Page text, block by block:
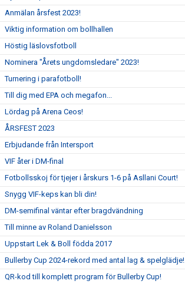
Anmälan årsfest 2023!
Viktig information om bollhallen
Höstig läslovsfotboll
Nominera "Årets ungdomsledare" 2023!
Turnering i parafotboll!
Till dig med EPA och megafon...
Lördag på Arena Ceos!
ÅRSFEST 2023
Erbjudande från Intersport
VIF åter i DM-final
Fotbollsskoj för tjejer i årskurs 1-6 på Asllani Court!
Snygg VIF-keps kan bli din!
DM-semifinal väntar efter bragdvändning
Till minne av Roland Danielsson
Uppstart Lek & Boll födda 2017
Bullerby Cup 2024-rekord med antal lag & spelglädje!
QR-kod till komplett program för Bullerby Cup!